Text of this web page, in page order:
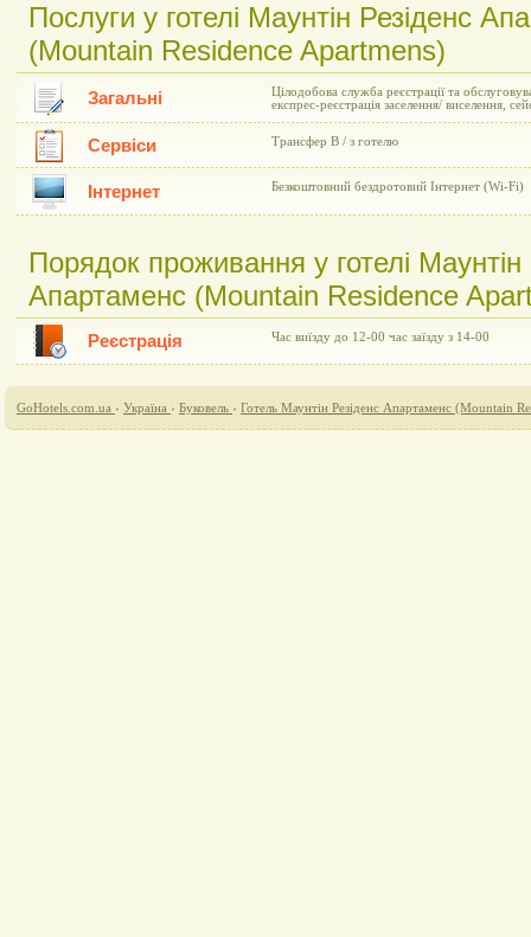
Послуги у готелі Маунтін Резіденс
(Mountain Residence Apartmens)
Загальні
Цілодобова служба реєстрації та
експрес-реєстрація заселення/ виселення,
Сервіси Трансфер В / з готелю
Інтернет Безкоштовний бездротовий Інтернет (Wi-Fi)
Порядок проживання у готелі Маунтін
Апартаменс (Mountain Residence
Реєстрація Час виїзду до 12-00 час заїзду з 14-00
GoHotels.com.ua › Україна › Буковель › Готель Маунтін Резіденс Апартаменс (Mountain